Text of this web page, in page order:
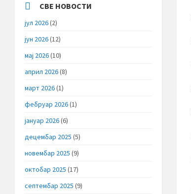
СВЕ НОВОСТИ
јул 2026(2)
јун 2026(12)
мај 2026(10)
април 2026(8)
март 2026(1)
фебруар 2026(1)
јануар 2026(6)
децембар 2025 (5)
новембар 2025 (9)
октобар 2025 (17)
септембар 2025 (9)